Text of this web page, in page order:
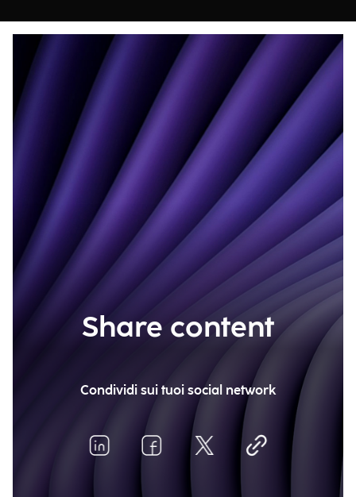
Share content
Condividi sui tuoi social network